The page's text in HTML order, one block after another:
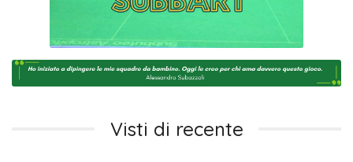
Visti di recente